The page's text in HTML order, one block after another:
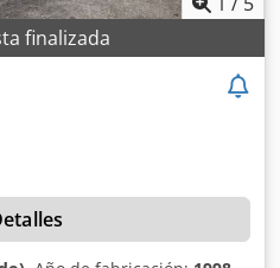
finalizada